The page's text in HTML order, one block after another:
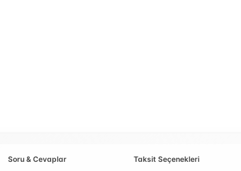
Soru & Cevaplar Taksit Seçenekleri